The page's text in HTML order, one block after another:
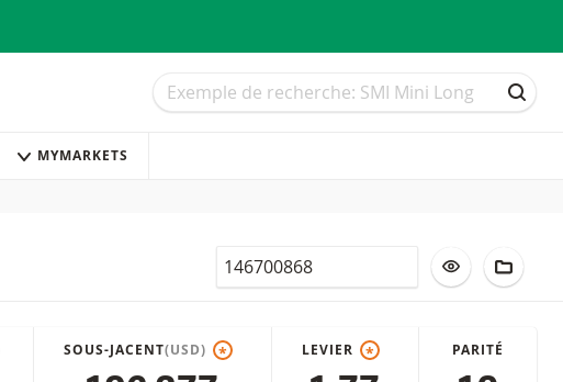
Recherche
Recherche
MYMARKETS
Valor AJOUTER À
SOUS-JACENT(USD) * LEVIER * PARITÉ